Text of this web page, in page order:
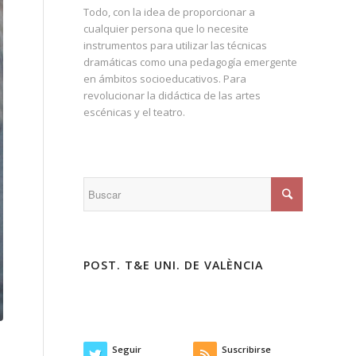
Todo, con la idea de proporcionar a
cualquier persona que lo necesite
instrumentos para utilizar las técnicas
dramáticas como una pedagogía emergente
en ámbitos socioeducativos. Para
revolucionar la didáctica de las artes
escénicas y el teatro.
POST. T&E UNI. DE VALÈNCIA
Seguir Suscribirse